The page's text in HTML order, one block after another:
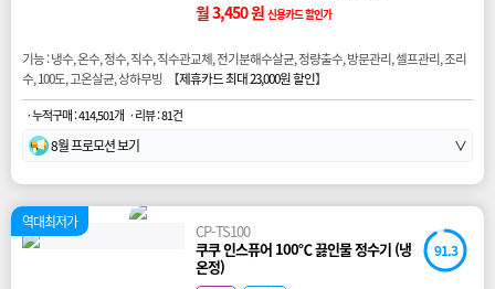
월 3,450 원 신용카드 할인가
기능 : 냉수, 온수, 정수, 직수, 직수관교체, 전기분해수살균, 정량출수, 방문관리, 셀프관리, 조리
수, 100도, 고온살균, 상하무빙 【제휴카드 최대 23,000원 할인】
· 누적구매 : 414,501개 · 리뷰 : 81건
8월 프로모션 보기 ∨
역대최저가
91.3
CP-TS100
쿠쿠 인스퓨어 100℃ 끓인물 정수기 (냉
온정)